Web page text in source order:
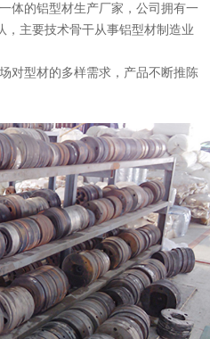
及时
前全面了解客户的需求，售中加料
节都贯穿着用心，并不断提升。
决问题，专业团队服务，为客户省